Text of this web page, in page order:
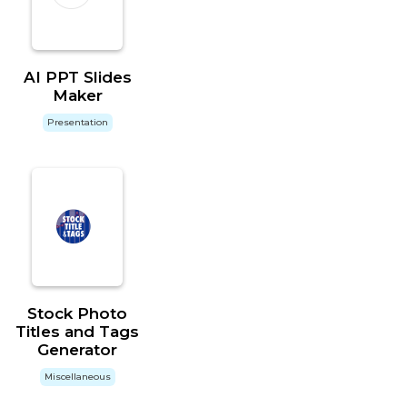
AI PPT Slides
Maker
Presentation
Stock Photo
Titles and Tags
Generator
Miscellaneous